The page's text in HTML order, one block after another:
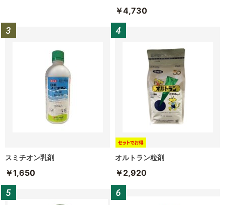
￥4,730
スミチオン乳剤
￥1,650
オルトラン粒剤
￥2,920